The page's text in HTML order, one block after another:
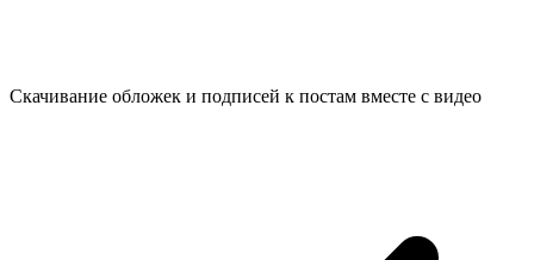
Скачивание обложек и подписей к постам вместе с видео